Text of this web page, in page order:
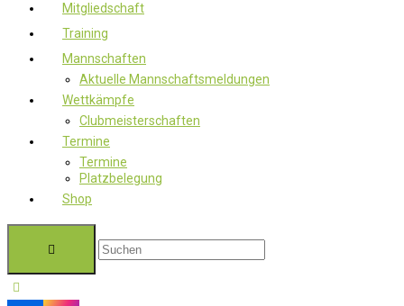
Mitgliedschaft
Training
Mannschaften
Aktuelle Mannschaftsmeldungen
Wettkämpfe
Clubmeisterschaften
Termine
Termine
Platzbelegung
Shop